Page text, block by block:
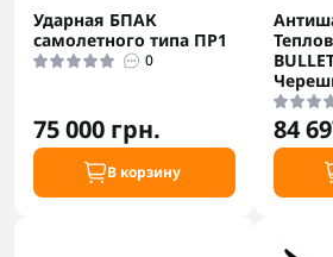
Ударная БПАК
самолетного типа ПР1
0
75 000 грн.
В корзину
84